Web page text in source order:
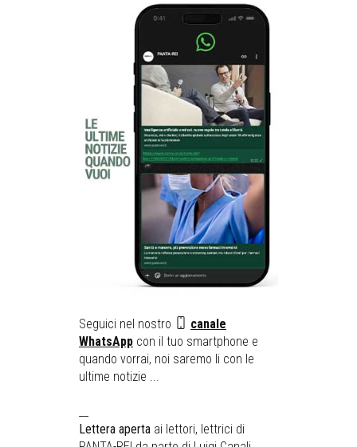
Seguici nel nostro
canale
WhatsApp con il tuo smartphone e
quando vorrai, noi saremo li con le
ultime notizie ...
Lettera aperta ai lettori, lettrici di